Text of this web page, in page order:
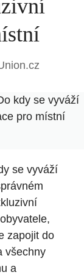
kdy se vyváží
pro místní
se vyváží
zapojit do
všechny
a